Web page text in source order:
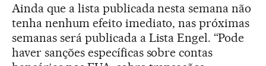
Ainda que a lista publicada nesta semana não
tenha nenhum efeito imediato, nas próximas
semanas será publicada a Lista Engel. “Pode
haver sanções específicas sobre contas